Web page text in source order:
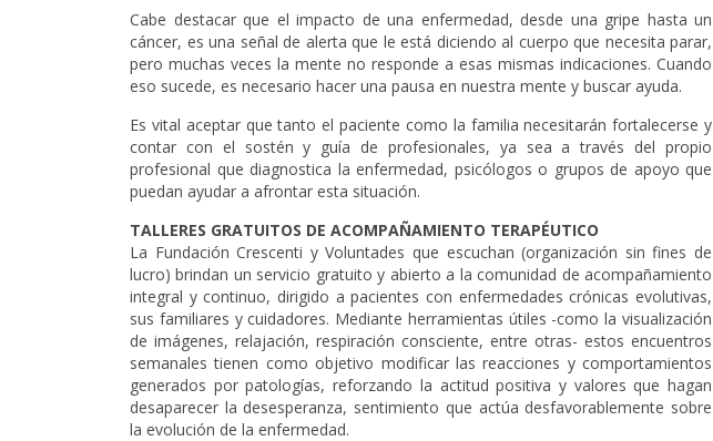
Cabe destacar que el impacto de una enfermedad, desde una gripe hasta un
cáncer, es una señal de alerta que le está diciendo al cuerpo que necesita parar,
pero muchas veces la mente no responde a esas mismas indicaciones. Cuando
eso sucede, es necesario hacer una pausa en nuestra mente y buscar ayuda.
Es vital aceptar que tanto el paciente como la familia necesitarán fortalecerse y
contar con el sostén y guía de profesionales, ya sea a través del propio
profesional que diagnostica la enfermedad, psicólogos o grupos de apoyo que
puedan ayudar a afrontar esta situación.
TALLERES GRATUITOS DE ACOMPAÑAMIENTO TERAPÉUTICO
La Fundación Crescenti y Voluntades que escuchan (organización sin fines de
lucro) brindan un servicio gratuito y abierto a la comunidad de acompañamiento
integral y continuo, dirigido a pacientes con enfermedades crónicas evolutivas,
sus familiares y cuidadores. Mediante herramientas útiles -como la visualización
de imágenes, relajación, respiración consciente, entre otras- estos encuentros
semanales tienen como objetivo modificar las reacciones y comportamientos
generados por patologías, reforzando la actitud positiva y valores que hagan
desaparecer la desesperanza, sentimiento que actúa desfavorablemente sobre
la evolución de la enfermedad.